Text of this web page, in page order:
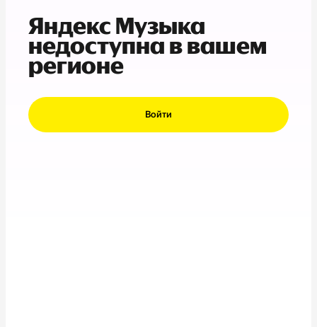
Яндекс Музыка
недоступна в вашем
регионе
Войти